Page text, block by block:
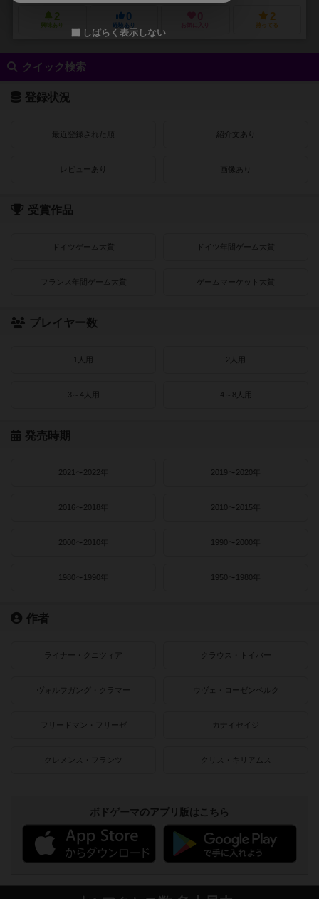
2
興味あり
0
経験あり お気に入り
2
持ってる
クイック検索
登録状況
最近登録された順 紹介文あり
レビューあり 画像あり
受賞作品
ドイツゲーム大賞 ドイツ年間ゲーム大賞
フランス年間ゲーム大賞 ゲームマーケット大賞
プレイヤー数
1人用 2人用
3～4人用 4～8人用
発売時期
2021〜2022年 2019〜2020年
2016〜2018年 2010〜2015年
2000〜2010年 1990〜2000年
1980〜1990年 1950〜1980年
作者
ライナー・クニツィア クラウス・トイバー
ヴォルフガング・クラマー ウヴェ・ローゼンベルク
フリードマン・フリーゼ カナイセイジ
クレメンス・フランツ クリス・キリアムス
ボドゲーマのアプリ版はこちら
しばらく表示しない